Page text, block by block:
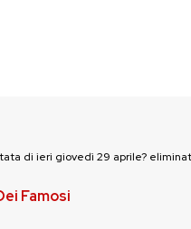
di ieri giovedì 29 aprile?
Famosi